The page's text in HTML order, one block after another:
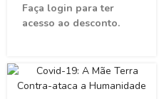
Faça login para ter
acesso ao desconto.